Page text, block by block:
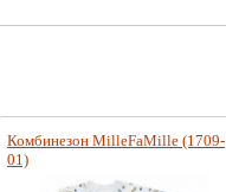
Комбинезон MilleFaMille (1709-
01)